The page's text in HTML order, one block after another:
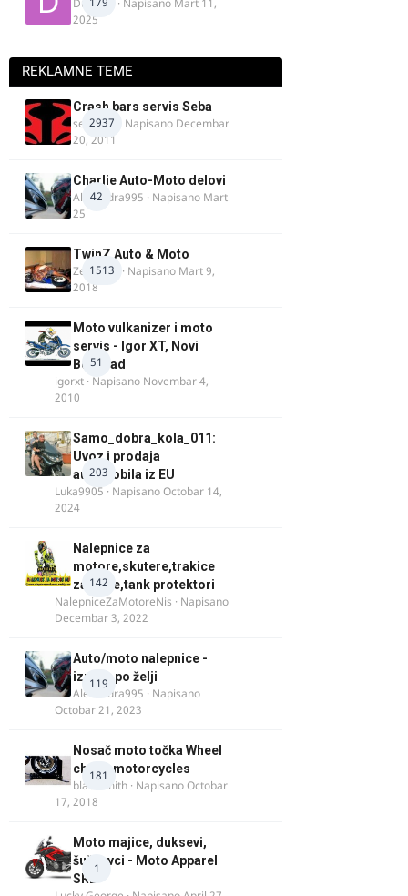
Duta_91 · Napisano Mart 11,
2025
REKLAMNE TEME
2937
Crash bars servis Seba
seba011 · Napisano Decembar
20, 2011
42
Charlie Auto-Moto delovi
Alexandra995 · Napisano Mart
25
1513
TwinZ Auto & Moto
Zeljkamp · Napisano Mart 9,
2018
51
Moto vulkanizer i moto
servis - Igor XT, Novi
Beograd
igorxt · Napisano Novembar 4,
2010
203
Samo_dobra_kola_011:
Uvoz i prodaja
automobila iz EU
Luka9905 · NapisanoOctobar 14,
2024
142
Nalepnice za
motore,skutere,trakice
za felne,tank protektori
NalepniceZaMotoreNis · Napisano
Decembar 3, 2022
119
Auto/moto nalepnice -
izrada po želji
Alexandra995 · Napisano
Octobar 21, 2023
181
Nosač moto točka Wheel
chock motorcycles
blacksmith · NapisanoOctobar
17, 2018
1
Moto majice, duksevi,
šuškavci - Moto Apparel
SRB